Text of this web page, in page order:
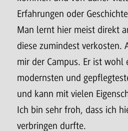
Erfahrungen oder
Man lernt hier meist direkt
diese zumindest verkosten.
mir der Campus. Er ist wohl
modernsten und
und kann mit vielen
Ich bin sehr froh, dass ich
verbringen durfte.